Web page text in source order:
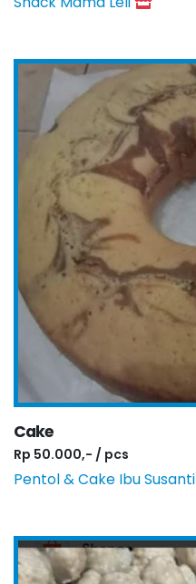
Cake
Rp 50.000,- / pcs
Pentol & Cake Ibu Susanti